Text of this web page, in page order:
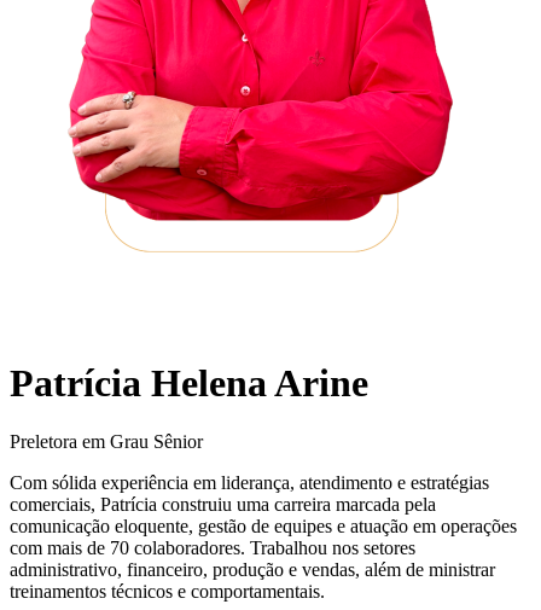
Patrícia Helena Arine
Preletora em Grau Sênior
Com sólida experiência em liderança, atendimento e estratégias
comerciais, Patrícia construiu uma carreira marcada pela
comunicação eloquente, gestão de equipes e atuação em operações
com mais de 70 colaboradores. Trabalhou nos setores
administrativo, financeiro, produção e vendas, além de ministrar
treinamentos técnicos e comportamentais.